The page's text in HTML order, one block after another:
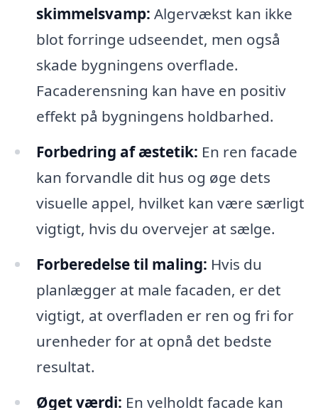
skimmelsvamp: Algervækst kan ikke
blot forringe udseendet, men også
skade bygningens overflade.
Facaderensning kan have en positiv
effekt på bygningens holdbarhed.
Forbedring af æstetik: En ren facade
kan forvandle dit hus og øge dets
visuelle appel, hvilket kan være særligt
vigtigt, hvis du overvejer at sælge.
Forberedelse til maling: Hvis du
planlægger at male facaden, er det
vigtigt, at overfladen er ren og fri for
urenheder for at opnå det bedste
resultat.
Øget værdi: En velholdt facade kan